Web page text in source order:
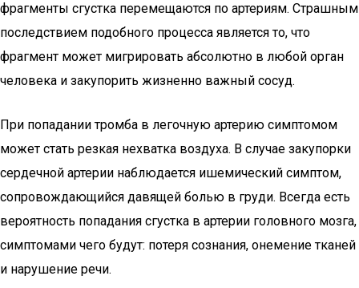
фрагменты сгустка перемещаются по артериям. Страшным
последствием подобного процесса является то, что
фрагмент может мигрировать абсолютно в любой орган
человека и закупорить жизненно важный сосуд.
При попадании тромба в легочную артерию симптомом
может стать резкая нехватка воздуха. В случае закупорки
сердечной артерии наблюдается ишемический симптом,
сопровождающийся давящей болью в груди. Всегда есть
вероятность попадания сгустка в артерии головного мозга,
симптомами чего будут: потеря сознания, онемение тканей
и нарушение речи.